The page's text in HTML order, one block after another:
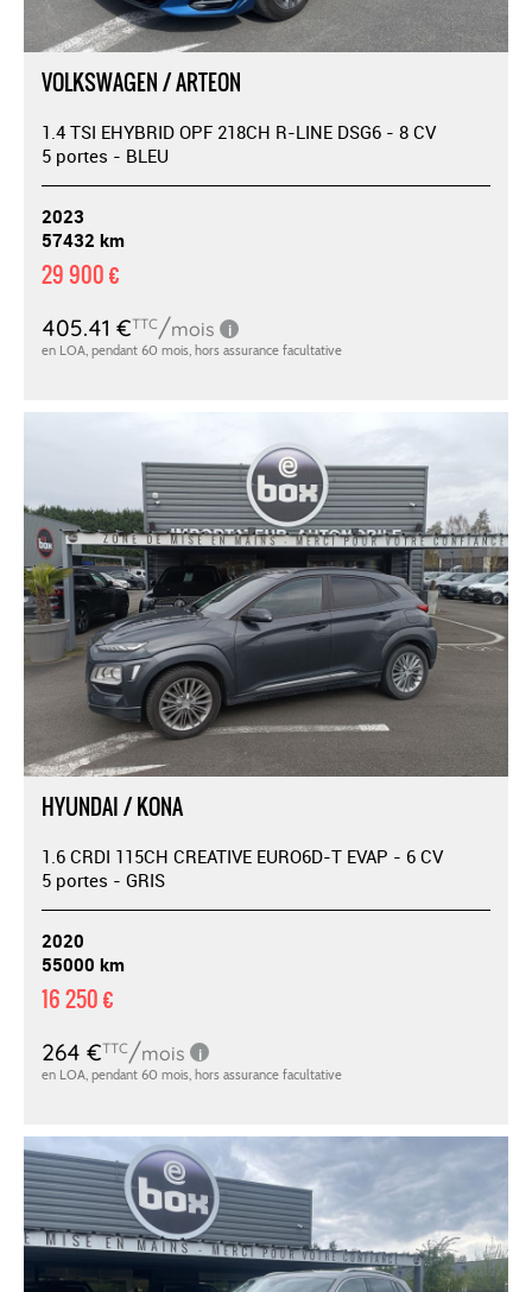
VOLKSWAGEN / ARTEON
1.4 TSI EHYBRID OPF 218CH R-LINE DSG6 - 8 CV
5 portes - BLEU
2023
57432 km
29 900 €
HYUNDAI / KONA
1.6 CRDI 115CH CREATIVE EURO6D-T EVAP - 6 CV
5 portes - GRIS
2020
55000 km
16 250 €